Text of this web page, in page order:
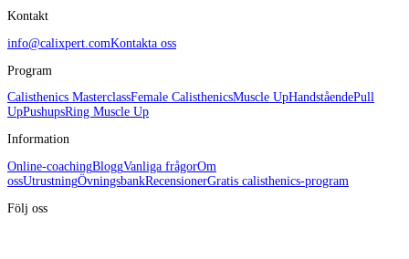
Kontakt
info@calixpert.comKontakta oss
Program
Calisthenics MasterclassFemale CalisthenicsMuscle UpHandståendePull
UpPushupsRing Muscle Up
Information
Online-coachingBloggVanliga frågorOm
ossUtrustningÖvningsbankRecensionerGratis calisthenics-program
Följ oss